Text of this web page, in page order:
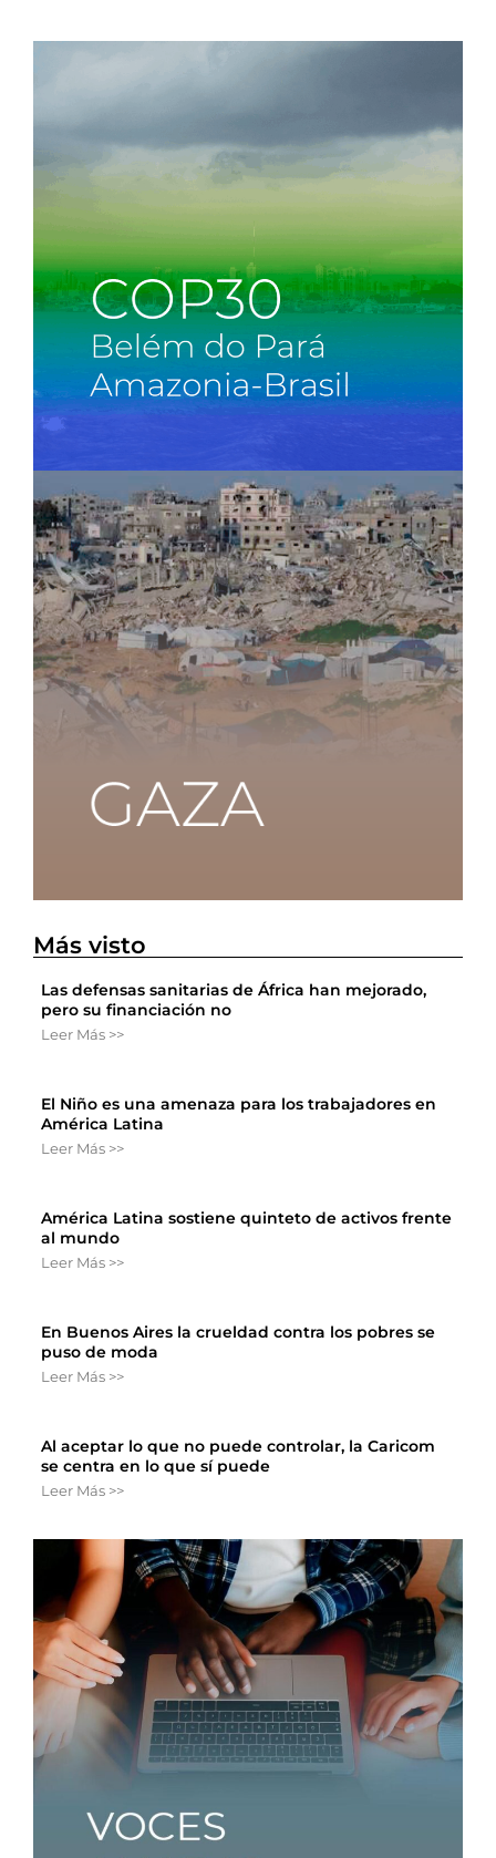
Más visto
Las defensas sanitarias de África han mejorado,
pero su financiación no
Leer Más >>
El Niño es una amenaza para los trabajadores en
América Latina
Leer Más >>
América Latina sostiene quinteto de activos frente
al mundo
Leer Más >>
En Buenos Aires la crueldad contra los pobres se
puso de moda
Leer Más >>
Al aceptar lo que no puede controlar, la Caricom
se centra en lo que sí puede
Leer Más >>